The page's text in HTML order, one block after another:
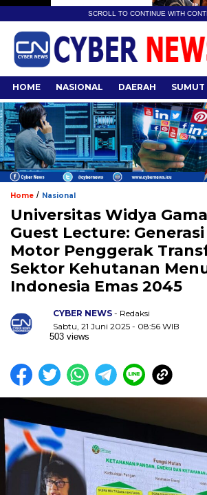
SCROLL TO CONTINUE WITH
HOME NASIONAL DAERAH SUMUT
Home / Nasional
Universitas Widya
Guest Lecture:
Motor Penggerak
Sektor Kehutanan
Indonesia Emas 2045
CYBER NEWS - Redaksi
Sabtu, 21 Juni 2025 - 08:56 WIB
503 views